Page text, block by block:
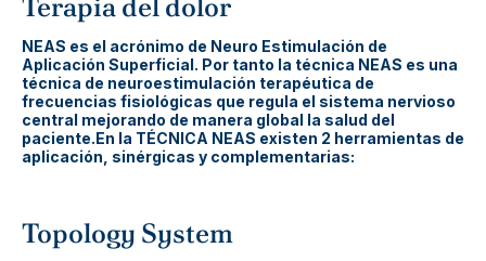
NEAS es el acrónimo de Neuro Estimulación de
Aplicación Superficial. Por tanto la técnica NEAS es una
técnica de neuroestimulación terapéutica de
frecuencias fisiológicas que regula el sistema nervioso
central mejorando de manera global la salud del
paciente.En la TÉCNICA NEAS existen 2 herramientas de
aplicación, sinérgicas y complementarias:
Topology System